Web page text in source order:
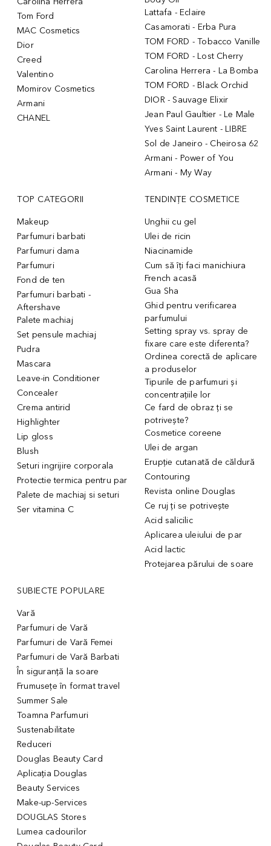
Tom Ford
MAC Cosmetics
Dior
Creed
Valentino
Momirov Cosmetics
Armani
CHANEL
Lattafa - Eclaire
Casamorati - Erba Pura
TOM FORD - Tobacco Vanille
TOM FORD - Lost Cherry
Carolina Herrera - La Bomba
TOM FORD - Black Orchid
DIOR - Sauvage Elixir
Jean Paul Gaultier - Le Male
Yves Saint Laurent - LIBRE
Sol de Janeiro - Cheirosa 62
Armani - Power of You
Armani - My Way
TOP CATEGORII
Makeup
Parfumuri barbati
Parfumuri dama
Parfumuri
Fond de ten
Parfumuri barbati -
Aftershave
Palete machiaj
Set pensule machiaj
Pudra
Mascara
Leave-in Conditioner
Concealer
Crema antirid
Highlighter
Lip gloss
Blush
Seturi ingrijire corporala
Protectie termica pentru par
Palete de machiaj si seturi
Ser vitamina C
TENDINȚE COSMETICE
Unghii cu gel
Ulei de ricin
Niacinamide
Cum să îți faci manichiura
French acasă
Gua Sha
Ghid pentru verificarea
parfumului
Setting spray vs. spray de
fixare care este diferenta?
Ordinea corectă de aplicare
a produselor
Tipurile de parfumuri și
concentrațiile lor
Ce fard de obraz ți se
potrivește?
Cosmetice coreene
Ulei de argan
Erupție cutanată de căldură
Contouring
Revista online Douglas
Ce ruj ți se potrivește
Acid salicilic
Aplicarea uleiului de par
Acid lactic
Protejarea părului de soare
SUBIECTE POPULARE
Vară
Parfumuri de Vară
Parfumuri de Vară Femei
Parfumuri de Vară Barbati
În siguranță la soare
Frumusețe în format travel
Summer Sale
Toamna Parfumuri
Sustenabilitate
Reduceri
Douglas Beauty Card
Aplicația Douglas
Beauty Services
Make-up-Services
DOUGLAS Stores
Lumea cadourilor